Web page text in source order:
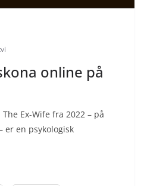
online på
Ex-Wife fra 2022 – på
er en psykologisk